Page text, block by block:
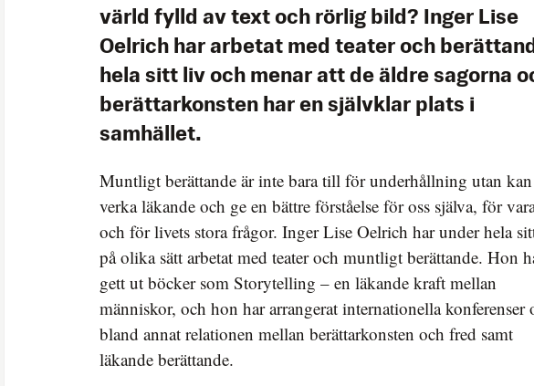
värld fylld av text och rörlig bild? Inger Lise
Oelrich har arbetat med teater och
hela sitt liv och menar att de äldre sagorna
berättarkonsten har en självklar plats i
samhället.
Muntligt berättande är inte bara till för underhållning utan kan
verka läkande och ge en bättre förståelse för oss själva, för
och för livets stora frågor. Inger Lise Oelrich har under hela
på olika sätt arbetat med teater och muntligt berättande. Hon
gett ut böcker som Storytelling – en läkande kraft mellan
människor, och hon har arrangerat internationella konferenser
bland annat relationen mellan berättarkonsten och fred samt
läkande berättande.